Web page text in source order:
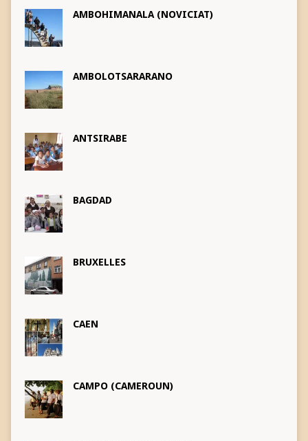
AMBOHIMANALA (NOVICIAT)
AMBOLOTSARARANO
ANTSIRABE
BAGDAD
BRUXELLES
CAEN
CAMPO (CAMEROUN)